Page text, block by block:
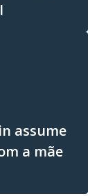
assume
a mãe